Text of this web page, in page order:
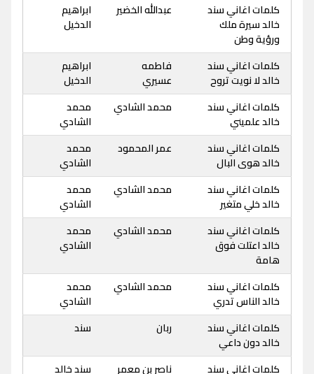
كلمات اغاني سند
خالد سيرة ملك
ورؤية وطن
عبدالله الخضير
ابراهيم
الدخيل
كلمات اغاني سند
خالد لا نويت تروح
فاطمه
عسيري
ابراهيم
الدخيل
كلمات اغاني سند
خالد علميني
محمد الشادي
محمد
الشادي
كلمات اغاني سند
خالد هوى البال
عمر المحمود
محمد
الشادي
كلمات اغاني سند
خالد خلي متغير
محمد الشادي
محمد
الشادي
كلمات اغاني سند
خالد اعتلت فوق
هامة
محمد الشادي
محمد
الشادي
كلمات اغاني سند
خالد الناس تدري
محمد الشادي
محمد
الشادي
كلمات اغاني سند
خالد دون داعي
ربان سند
كلمات اغاني سند ناصر بن معمر سند خالد